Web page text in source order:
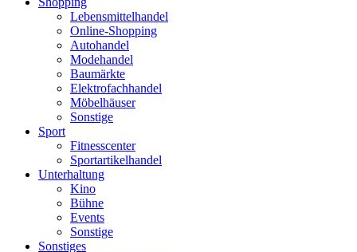
Lebensmittelhandel
Online-Shopping
Autohandel
Modehandel
Baumärkte
Elektrofachhandel
Möbelhäuser
Sonstige
Sport
Fitnesscenter
Sportartikelhandel
Unterhaltung
Kino
Bühne
Events
Sonstige
Sonstiges